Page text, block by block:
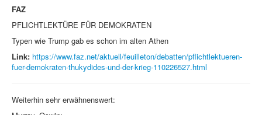
FAZ
PFLICHTLEKTÜRE FÜR DEMOKRATEN
Typen wie Trump gab es schon im alten Athen
Link: https://www.faz.net/aktuell/feuilleton/debatten/pflichtlektueren-
fuer-demokraten-thukydides-und-der-krieg-110226527.html
Weiterhin sehr erwähnenswert: